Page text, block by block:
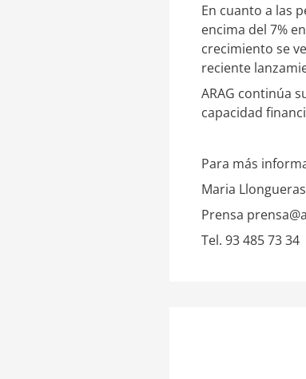
En cuanto a las
encima del 7%
crecimiento se
reciente
ARAG continúa
capacidad
Para más
Maria Llongueras
Prensa
Tel. 93 485 73 34